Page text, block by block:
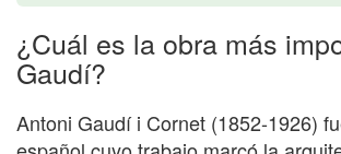
¿Cuál es la obra más
Gaudí?
Antoni Gaudí i Cornet (1852-1926)